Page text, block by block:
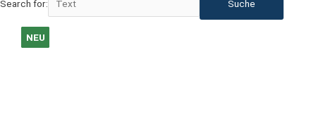
Search for:
Walk
Wollwalk
NEU
NEU
NEU
NEU
NEU
NEU
NEU
NEU
NEU